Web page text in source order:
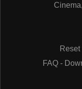
sorte de révélation,
semblable à celle
révélation qui fera
voluptueux. C’est
l’être humain même
avait juré de ne plus
d’une femme qui
FAQ -